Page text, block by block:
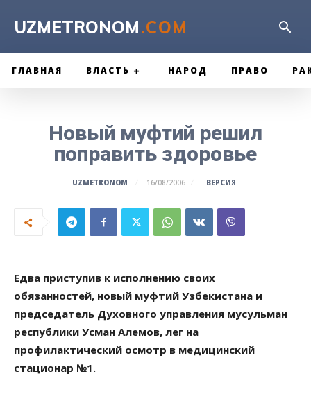
UZMETRONOM.COM
ГЛАВНАЯ ВЛАСТЬ НАРОД ПРАВО
Новый муфтий решил
поправить здоровье
UZMETRONOM 16/08/2006 ВЕРСИЯ
Едва приступив к исполнению своих
обязанностей, новый муфтий Узбекистана и
председатель Духовного управления мусульман
республики Усман Алемов, лег на
профилактический осмотр в медицинский
стационар №1.